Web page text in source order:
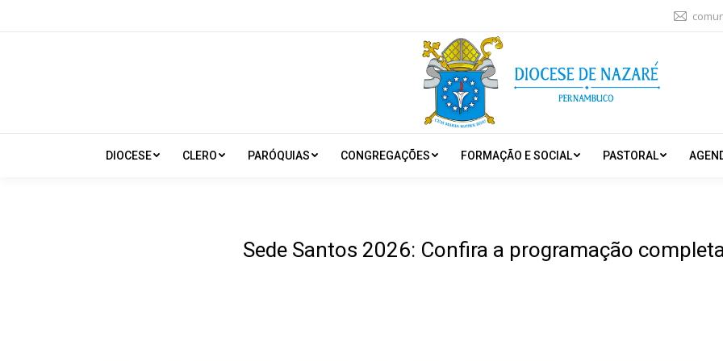
DIOCESE CLERO PARÓQUIAS CONGREGAÇÕES FORMAÇÃO E SOCIAL PASTORAL
Sede Santos 2026: Confira a programação